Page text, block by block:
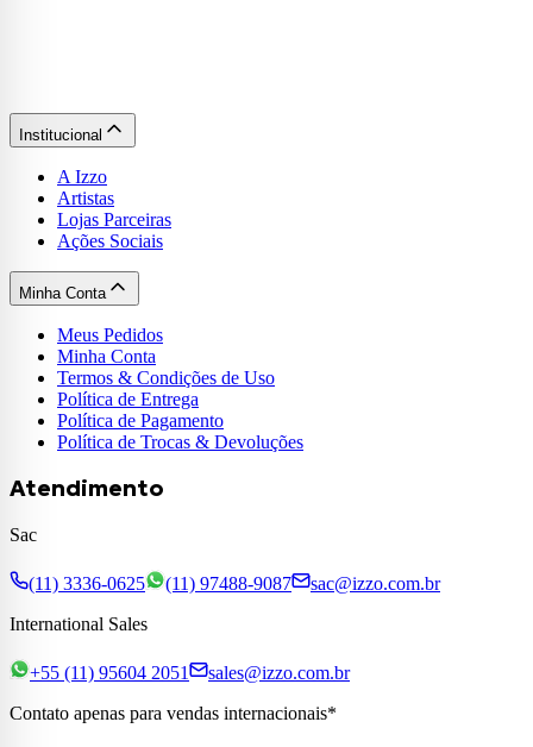
Institucional
A Izzo
Artistas
Lojas Parceiras
Ações Sociais
Minha Conta
Meus Pedidos
Minha Conta
Termos & Condições de Uso
Política de Entrega
Política de Pagamento
Política de Trocas & Devoluções
Atendimento
Sac
(11) 3336-0625 (11) 97488-9087
sac@izzo.com.br
International Sales
+55 (11) 95604 2051
sales@izzo.com.br
Contato apenas para vendas internacionais*